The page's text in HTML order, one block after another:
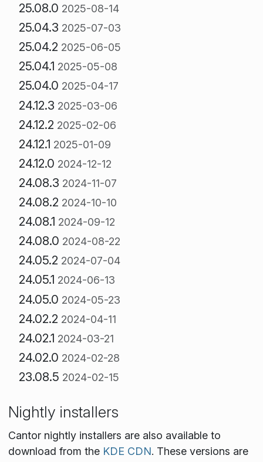
25.08.0 2025-08-14
25.04.3 2025-07-03
25.04.2 2025-06-05
25.04.1 2025-05-08
25.04.0 2025-04-17
24.12.3 2025-03-06
24.12.2 2025-02-06
24.12.1 2025-01-09
24.12.0 2024-12-12
24.08.3 2024-11-07
24.08.2 2024-10-10
24.08.1 2024-09-12
24.08.0 2024-08-22
24.05.2 2024-07-04
24.05.1 2024-06-13
24.05.0 2024-05-23
24.02.2 2024-04-11
24.02.1 2024-03-21
24.02.0 2024-02-28
23.08.5 2024-02-15
Nightly installers
Cantor nightly installers are also available to
download from the KDE CDN. These versions are